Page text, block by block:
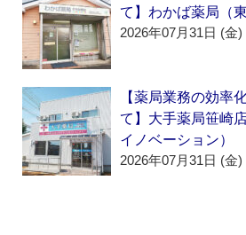
て】わかば薬局（
2026年07月31日 (金)
【薬局業務の効率
て】大手薬局笹崎
イノベーション）
2026年07月31日 (金)